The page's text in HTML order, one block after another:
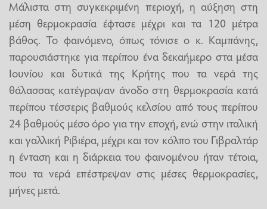
Μάλιστα στη συγκεκριμένη περιοχή, η αύξηση στη
μέση θερμοκρασία έφτασε μέχρι και τα 120 μέτρα
βάθος. Το φαινόμενο, όπως τόνισε ο κ. Καμπάνης,
παρουσιάστηκε για περίπου ένα δεκαήμερο στα μέσα
Ιουνίου και δυτικά της Κρήτης που τα νερά της
θάλασσας κατέγραψαν άνοδο στη θερμοκρασία κατά
περίπου τέσσερις βαθμούς κελσίου από τους περίπου
24 βαθμούς μέσο όρο για την εποχή, ενώ στην ιταλική
και γαλλική Ριβιέρα, μέχρι και τον κόλπο του Γιβραλτάρ
η ένταση και η διάρκεια του φαινομένου ήταν τέτοια,
που τα νερά επέστρεψαν στις μέσες θερμοκρασίες,
μήνες μετά.